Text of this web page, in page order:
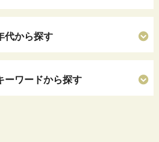
代から探す
ーワードから探す